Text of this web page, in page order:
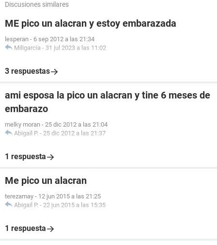
Discusiones similares
ME pico un alacran y estoy embarazada
lesperan - 6 sep 2012 a las 21:34
Miligarcia - 31 jul 2023 a las 11:02
3 respuestas
ami esposa la pico un alacran y tine 6 meses de
embarazo
melky moran - 25 dic 2012 a las 21:04
Abigail P. - 25 dic 2012 a las 21:37
1 respuesta
Me pico un alacran
terezamay - 12 jun 2015 a las 21:25
Abigail P. - 22 jun 2015 a las 15:35
1 respuesta